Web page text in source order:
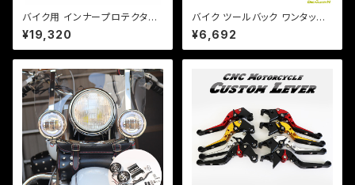
バイク用 インナープロテクター
オールシーズンメッシュ ストレッ
チ生地 ソフトプロテクター採用
CE規格 肘、肩、背中、胸【DJ-a
¥19,320
バイク ツールバック ワンタッチ
型 内ポケット付!(白ステッチ) (5
L)ブラック ツールバッグ 合皮【D
ream-Japanオリジナル】DS S
¥6,692